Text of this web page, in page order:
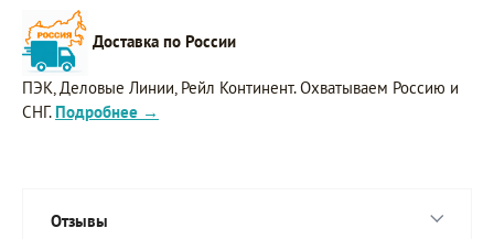
Доставка по России
ПЭК, Деловые Линии, Рейл Континент. Охватываем Россию и
СНГ. Подробнее →
Отзывы